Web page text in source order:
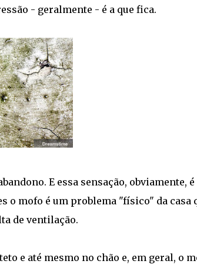
- geralmente - é a que fica.
E essa sensação, obviamente, é
o mofo é um problema "físico" da casa
de ventilação.
e até mesmo no chão e, em geral, o